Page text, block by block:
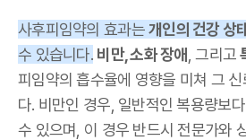
사후피임약의 효과는개인의 건강 상
수 있습니다. 비만, 소화 장애 , 그리고
피임약의 흡수율에 영향을 미쳐 그
다. 비만인 경우, 일반적인 복용량보
수 있으며, 이 경우 반드시 전문가와